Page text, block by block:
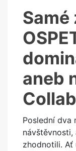
aneb
Poslední dva
zhodnotili. Ať